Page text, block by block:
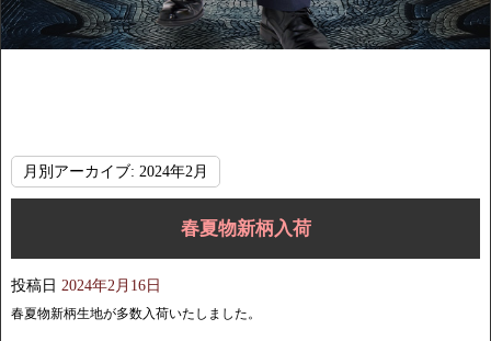
月別アーカイブ: 2024年2月
春夏物新柄入荷
投稿日 2024年2月16日
春夏物新柄生地が多数入荷いたしました。